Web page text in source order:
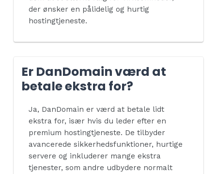
der ønsker en pålidelig og hurtig
hostingtjeneste.
Er DanDomain værd at
betale ekstra for?
Ja, DanDomain er værd at betale lidt
ekstra for, især hvis du leder efter en
premium hostingtjeneste. De tilbyder
avancerede sikkerhedsfunktioner, hurtige
servere og inkluderer mange ekstra
tjenester, som andre udbydere normalt